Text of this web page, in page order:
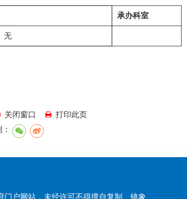
承办科室
无
关闭窗口
打印此页
门户网站，未经许可不得擅自复制、镜象